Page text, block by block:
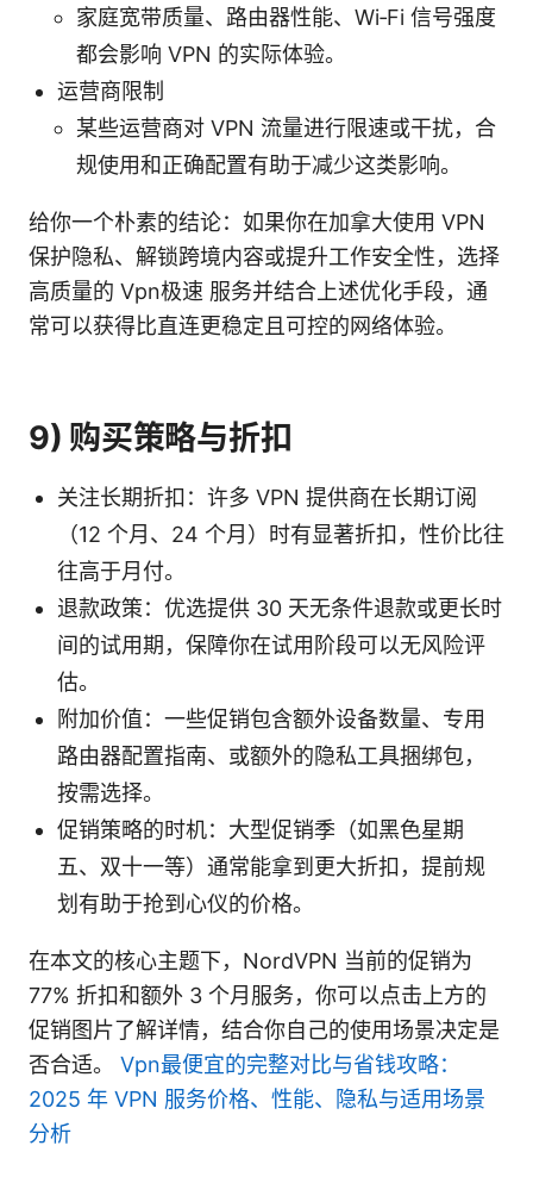
家庭宽带质量、路由器性能、Wi‑Fi 信号强度
都会影响 VPN 的实际体验。
运营商限制
某些运营商对 VPN 流量进行限速或干扰，合
规使用和正确配置有助于减少这类影响。
给你一个朴素的结论：如果你在加拿大使用 VPN
保护隐私、解锁跨境内容或提升工作安全性，选择
高质量的 Vpn极速 服务并结合上述优化手段，通
常可以获得比直连更稳定且可控的网络体验。
9) 购买策略与折扣
关注长期折扣：许多 VPN 提供商在长期订阅
（12 个月、24 个月）时有显著折扣，性价比往
往高于月付。
退款政策：优选提供 30 天无条件退款或更长时
间的试用期，保障你在试用阶段可以无风险评
估。
附加价值：一些促销包含额外设备数量、专用
路由器配置指南、或额外的隐私工具捆绑包，
按需选择。
促销策略的时机：大型促销季（如黑色星期
五、双十一等）通常能拿到更大折扣，提前规
划有助于抢到心仪的价格。
在本文的核心主题下，NordVPN 当前的促销为
77% 折扣和额外 3 个月服务，你可以点击上方的
促销图片了解详情，结合你自己的使用场景决定是
否合适。 Vpn最便宜的完整对比与省钱攻略：
2025 年 VPN 服务价格、性能、隐私与适用场景
分析